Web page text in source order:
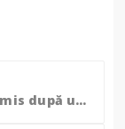
Doi șoferi au rămas fără permis după un accident rutier. Se aflau sub influența alcoolului